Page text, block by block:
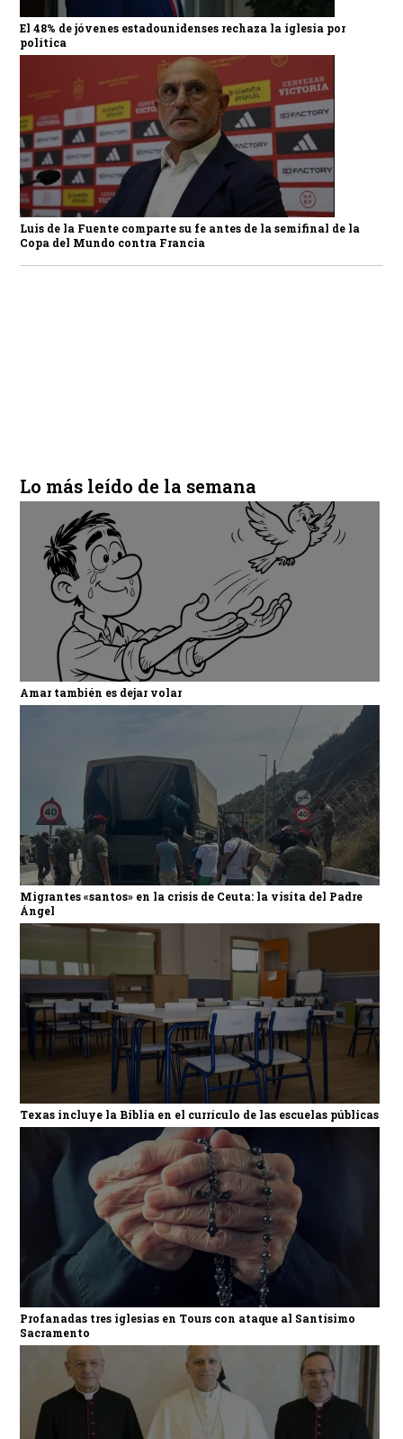
El 48% de jóvenes estadounidenses rechaza la iglesia por
política
Luis de la Fuente comparte su fe antes de la semifinal de la
Copa del Mundo contra Francia
Lo más leído de la semana
Amar también es dejar volar
Migrantes «santos» en la crisis de Ceuta: la visita del Padre
Ángel
Texas incluye la Biblia en el currículo de las escuelas públicas
Profanadas tres iglesias en Tours con ataque al Santísimo
Sacramento